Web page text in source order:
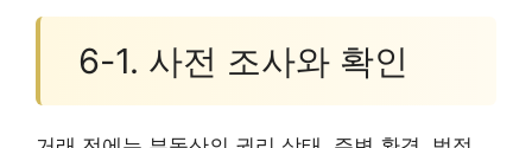
6-1. 사전 조사와 확인